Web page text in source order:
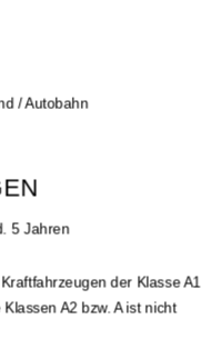
/ Autobahn
5 Jahren
der Klasse A1
A2 bzw. A ist nicht